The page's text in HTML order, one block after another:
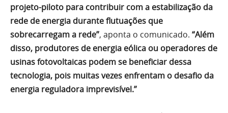
projeto-piloto para contribuir com a estabilização da
rede de energia durante flutuações que
sobrecarregam a rede”, aponta o comunicado. “Além
disso, produtores de energia eólica ou operadores de
usinas fotovoltaicas podem se beneficiar dessa
tecnologia, pois muitas vezes enfrentam o desafio da
energia reguladora imprevisível.”